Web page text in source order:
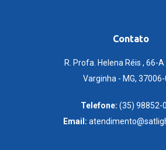
Contato
R. Profa. Helena Réis , 66-
Varginha - MG,
Telefone: (35) 98852-
Email: